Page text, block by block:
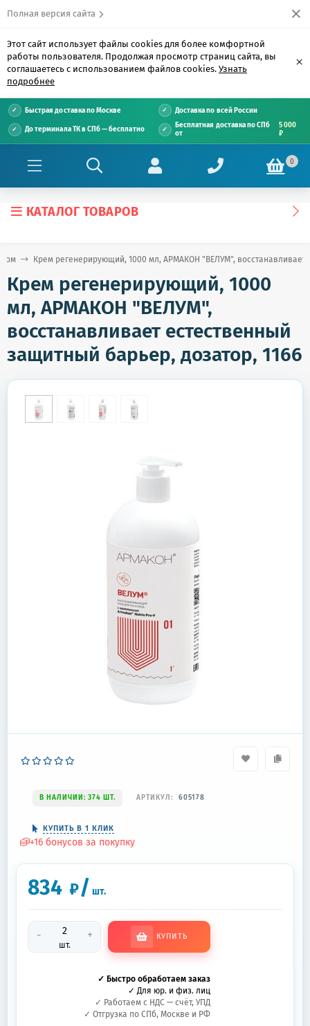
Полная версия сайта
Этот сайт использует файлы cookies для более комфортной
работы пользователя. Продолжая просмотр страниц сайта, вы
соглашаетесь с использованием файлов cookies. Узнать
подробнее
×
Быстрая доставка по Москве Доставка по всей России
До терминала ТК в СПб — бесплатно
Бесплатная доставка по СПб
от
5 000
₽
0
КАТАЛОГ ТОВАРОВ
Крем регенерирующий, 1000 мл, АРМАКОН "ВЕЛУМ", восстанавливает
Крем регенерирующий, 1000
мл, АРМАКОН "ВЕЛУМ",
восстанавливает естественный
защитный барьер, дозатор, 1166
В НАЛИЧИИ: 374 ШТ. АРТИКУЛ: 605178
КУПИТЬ В 1 КЛИК
+16 бонусов за покупку
834 ₽/ шт.
-
шт.
+ КУПИТЬ
✓ Быстро обработаем заказ
✓ Для юр. и физ. лиц
✓ Работаем с НДС — счёт, УПД
✓ Отгрузка по СПб, Москве и РФ